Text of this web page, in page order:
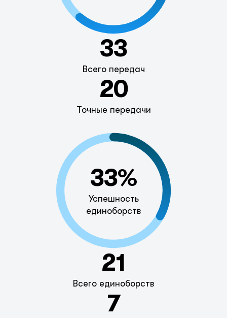
33
Всего передач
20
Точные передачи
33%
Успешность
единоборств
21
Всего единоборств
7